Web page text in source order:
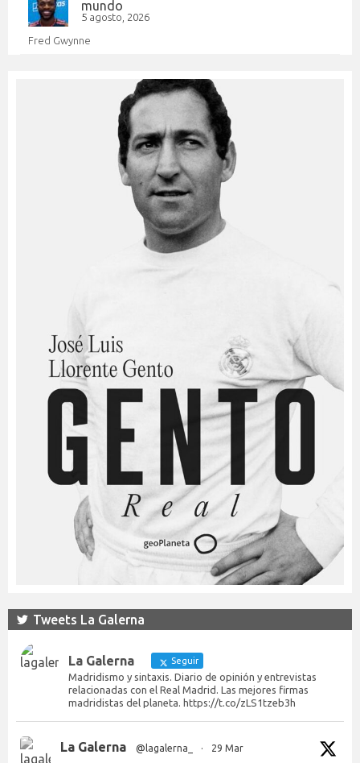
mundo
5 agosto, 2026
Fred Gwynne
Tweets La Galerna
La Galerna Seguir
Madridismo y sintaxis. Diario de opinión y entrevistas
relacionadas con el Real Madrid. Las mejores firmas
madridistas del planeta. https://t.co/zLS1tzeb3h
La Galerna @lagalerna_ · 29 Mar